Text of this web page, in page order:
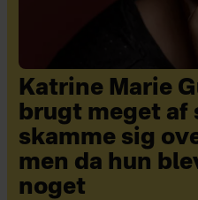
Katrine Marie
brugt meget af
skamme sig
men da hun
noget